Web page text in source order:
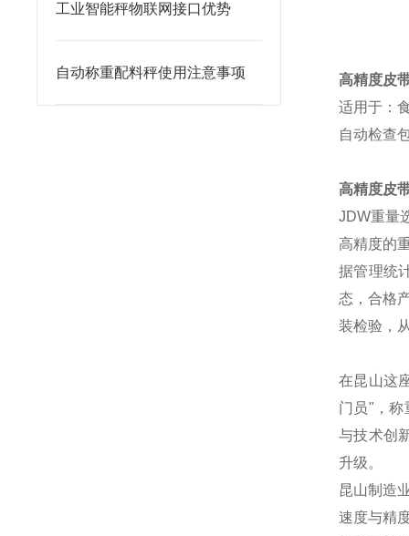
工业智能秤物联网接口优势
自动称重配料秤使用注意事项
高精度皮
适用于：
自动检查
高精度皮
JDW重量
高精度的
据管理统
态，合格
装检验，
在昆山这
门员"，称
与技术创
升级。
昆山制造
速度与精